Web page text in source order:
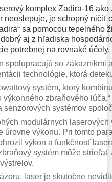
komplex Zadira-16
neoslepuje, je schopný ničiť
sa pomocou tepelného
aj z hľadiska
potrebnej na rovnaké účely.
spolupracujú so zákazníkmi
technológie, ktorá
systém, ktorý
výkonného zbraňového
systémov
modulárnych
úrovne výkonu. Pri tomto
výkon a funkčnosť
systém môže strieľať
laser je skutočne